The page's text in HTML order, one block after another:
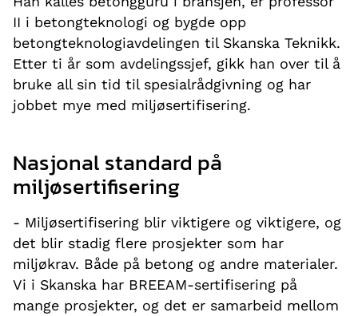
II i betongteknologi og bygde opp
betongteknologiavdelingen til Skanska Teknikk.
Etter ti år som avdelingssjef, gikk han over til å
bruke all sin tid til spesialrådgivning og har
jobbet mye med miljøsertifisering.
Nasjonal standard på
miljøsertifisering
- Miljøsertifisering blir viktigere og viktigere, og
det blir stadig flere prosjekter som har
miljøkrav. Både på betong og andre materialer.
Vi i Skanska har BREEAM-sertifisering på
mange prosjekter, og det er samarbeid mellom